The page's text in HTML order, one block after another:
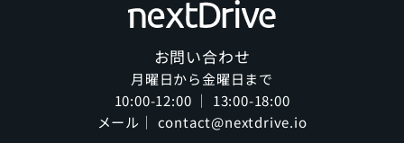
お問い合わせ
月曜日から金曜日まで
10:00-12:00 ｜ 13:00-18:00
メール｜ contact@nextdrive.io